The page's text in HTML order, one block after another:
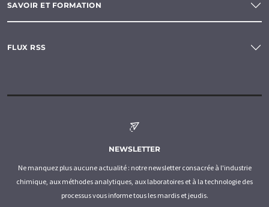
SAVOIR ET FORMATION
FLUX RSS
NEWSLETTER
Ne manquez plus aucune actualité : notre newsletter consacrée à l'industrie
chimique, aux méthodes analytiques, aux laboratoires et à la technologie des
processus vous informe tous les mardis et jeudis.